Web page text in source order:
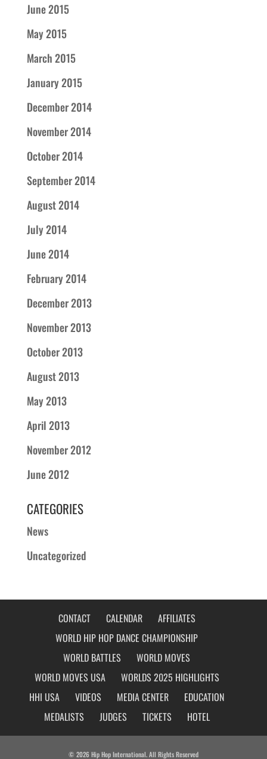
June 2015
May 2015
March 2015
January 2015
December 2014
November 2014
October 2014
September 2014
August 2014
July 2014
June 2014
February 2014
December 2013
November 2013
October 2013
August 2013
May 2013
April 2013
November 2012
June 2012
CATEGORIES
News
Uncategorized
CONTACT CALENDAR
AFFILIATES
WORLD HIP HOP DANCE CHAMPIONSHIP
WORLD BATTLES
WORLD MOVES
WORLD MOVES USA
WORLDS 2025 HIGHLIGHTS
HHI USA
VIDEOS MEDIA CENTER
EDUCATION
MEDALISTS
JUDGES TICKETS HOTEL
© 2026 Hip Hop International. All Rights Reserved